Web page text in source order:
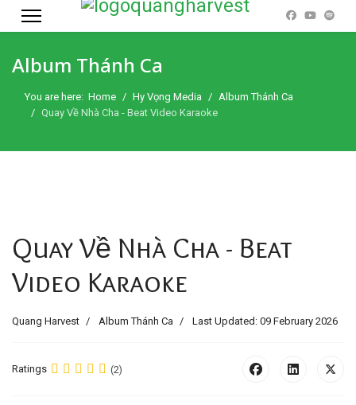
Album Thánh Ca
You are here: Home Hy Vọng Media
Album Thánh Ca
Quay Về Nhà Cha - Beat Video Karaoke
Quay Về Nhà Cha - Beat
Video Karaoke
Quang Harvest Album Thánh Ca Last Updated: 09 February 2026
Ratings (2)